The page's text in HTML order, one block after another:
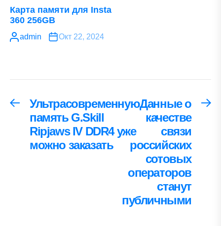
Карта памяти для Insta
360 256GB
admin Окт 22, 2024
Навигация
записям
Предыдущая
запись:
Ультрасовременную
память G.Skill
Ripjaws IV DDR4 уже
можно заказать
Данные о
качестве
связи
российских
сотовых
операторов
станут
публичными